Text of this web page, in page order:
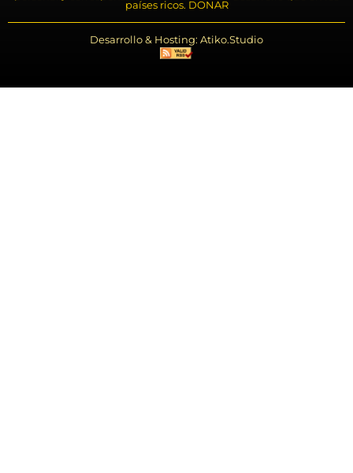
países ricos. DONAR
Desarrollo & Hosting: Atiko.Studio